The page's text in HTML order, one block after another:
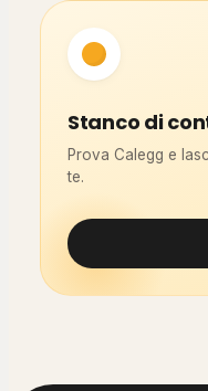
Stanco di
Prova Calegg e
te.